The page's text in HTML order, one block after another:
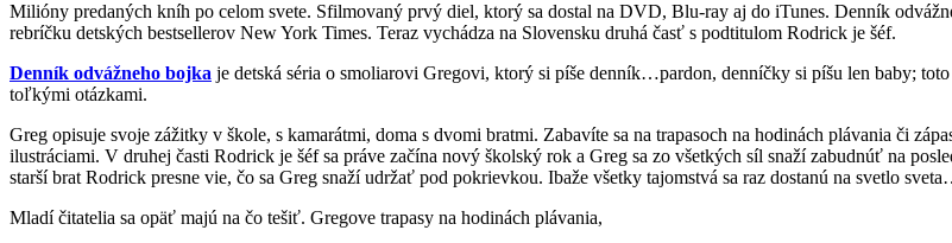
Milióny predaných kníh po celom svete. Sfilmovaný prvý diel, ktorý sa dostal na DVD, Blu-ray aj do iTunes. Denník
rebríčku detských bestsellerov New York Times. Teraz vychádza na Slovensku druhá časť s podtitulom Rodrick je šéf.
Denník odvážneho bojka je detská séria o smoliarovi Gregovi, ktorý si píše denník…pardon, denníčky si píšu len baby;
toľkými otázkami.
Greg opisuje svoje zážitky v škole, s kamarátmi, doma s dvomi bratmi. Zabavíte sa na trapasoch na hodinách plávania či
ilustráciami. V druhej časti Rodrick je šéf sa práve začína nový školský rok a Greg sa zo všetkých síl snaží zabudnúť na
starší brat Rodrick presne vie, čo sa Greg snaží udržať pod pokrievkou. Ibaže všetky tajomstvá sa raz dostanú na svetlo
Mladí čitatelia sa opäť majú na čo tešiť. Gregove trapasy na hodinách plávania,